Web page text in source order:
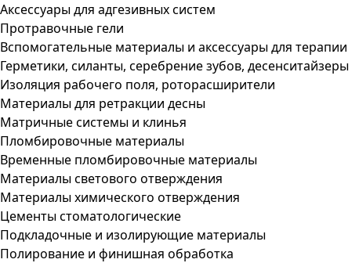
Аксессуары для адгезивных систем
Протравочные гели
Вспомогательные материалы и аксессуары для терапии
Герметики, силанты, серебрение зубов, десенситайзеры
Изоляция рабочего поля, роторасширители
Материалы для ретракции десны
Матричные системы и клинья
Пломбировочные материалы
Временные пломбировочные материалы
Материалы светового отверждения
Материалы химического отверждения
Цементы стоматологические
Подкладочные и изолирующие материалы
Полирование и финишная обработка